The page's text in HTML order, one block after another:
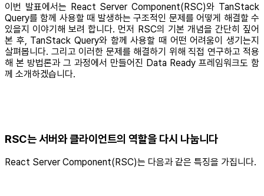
이번 발표에서는 React Server Component(RSC)와 TanStack
Query를 함께 사용할 때 발생하는 구조적인 문제를 어떻게 해결할 수
있을지 이야기해 보려 합니다. 먼저 RSC의 기본 개념을 간단히 짚어
본 후, TanStack Query와 함께 사용할 때 어떤 어려움이 생기는지
살펴봅니다. 그리고 이러한 문제를 해결하기 위해 직접 연구하고 적용
해 본 방법론과 그 과정에서 만들어진 Data Ready 프레임워크도 함
께 소개하겠습니다.
RSC는 서버와 클라이언트의 역할을 다시 나눕니다
React Server Component(RSC)는 다음과 같은 특징을 가집니다.